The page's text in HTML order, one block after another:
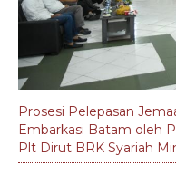
Prosesi Pelepasan
Embarkasi Batam oleh
Plt Dirut BRK Syariah